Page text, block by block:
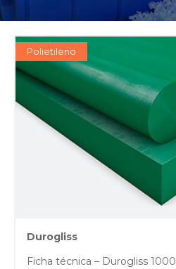
Polietileno
Durogliss
Ficha técnica – Durogliss 1000